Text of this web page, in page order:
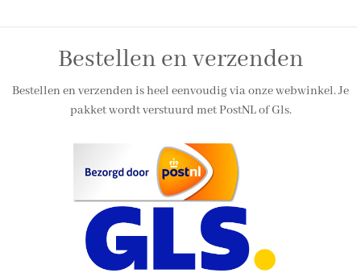
Bestellen en verzenden
Bestellen en verzenden is heel eenvoudig via onze webwinkel. Je
pakket wordt verstuurd met PostNL of Gls.